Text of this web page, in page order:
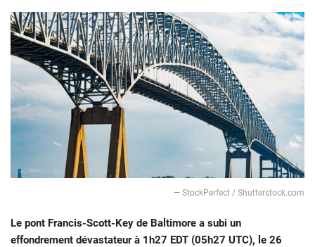
— StockPerfect / Shutterstock.com
Le pont Francis-Scott-Key de Baltimore a subi un
effondrement dévastateur à 1h27 EDT (05h27 UTC), le 26